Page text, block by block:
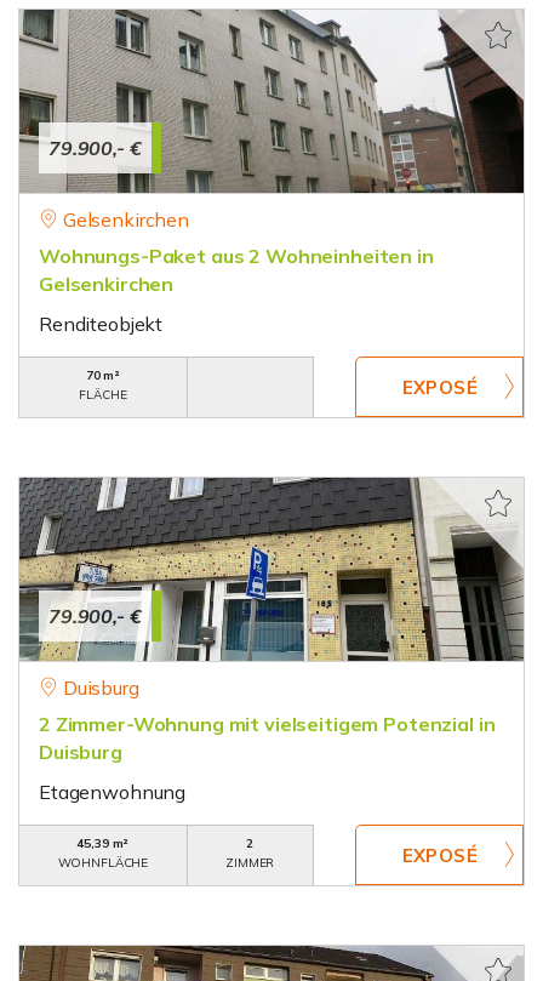
79.900,- €
Gelsenkirchen
Wohnungs-Paket aus 2 Wohneinheiten in
Gelsenkirchen
Renditeobjekt
70 m²
FLÄCHE
79.900,- €
Duisburg
2 Zimmer-Wohnung mit vielseitigem Potenzial in
Duisburg
Etagenwohnung
45,39 m²
WOHNFLÄCHE
2
ZIMMER